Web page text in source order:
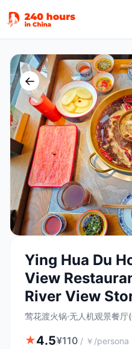
←
Ying Hua Du
View
River View
莺花渡火锅·无人机观景餐厅
★4.5¥110 / ￥/persona